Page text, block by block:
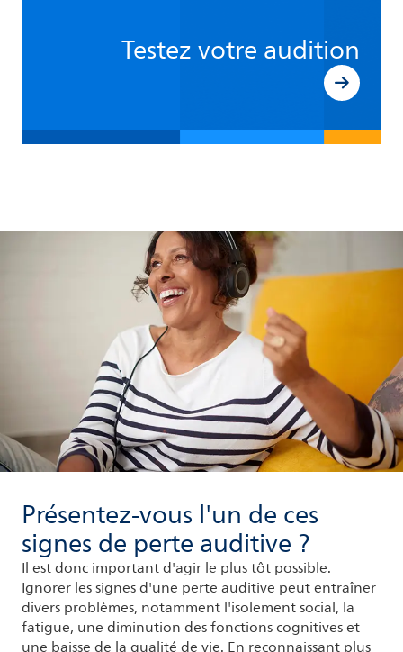
Testez votre audition
Présentez-vous l'un de ces
signes de perte auditive ?
Il est donc important d'agir le plus tôt possible.
Ignorer les signes d'une perte auditive peut entraîner
divers problèmes, notamment l'isolement social, la
fatigue, une diminution des fonctions cognitives et